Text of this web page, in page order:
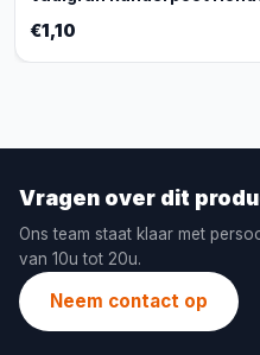
€1,10
Vragen over dit
Ons team staat klaar met
van 10u tot 20u.
Neem contact op